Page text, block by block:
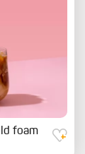
foam